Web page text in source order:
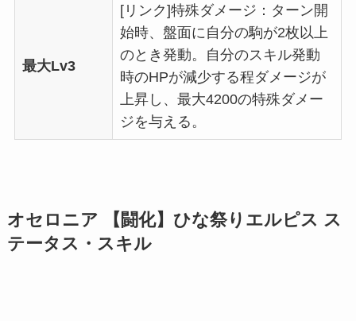
最大Lv3
[リンク]特殊ダメージ：ターン開
始時、盤面に自分の駒が2枚以上
のとき発動。自分のスキル発動
時のHPが減少する程ダメージが
上昇し、最大4200の特殊ダメー
ジを与える。
オセロニア 【闘化】ひな祭りエルピス ス
テータス・スキル